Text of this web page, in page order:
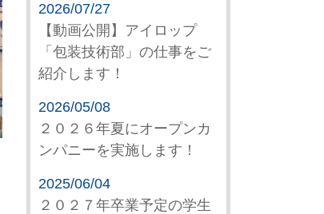
2026/07/27
【動画公開】アイロップ
「包装技術部」の仕事をご
紹介します！
2026/05/08
２０２６年夏にオープンカ
ンパニーを実施します！
2025/06/04
２０２７年卒業予定の学生